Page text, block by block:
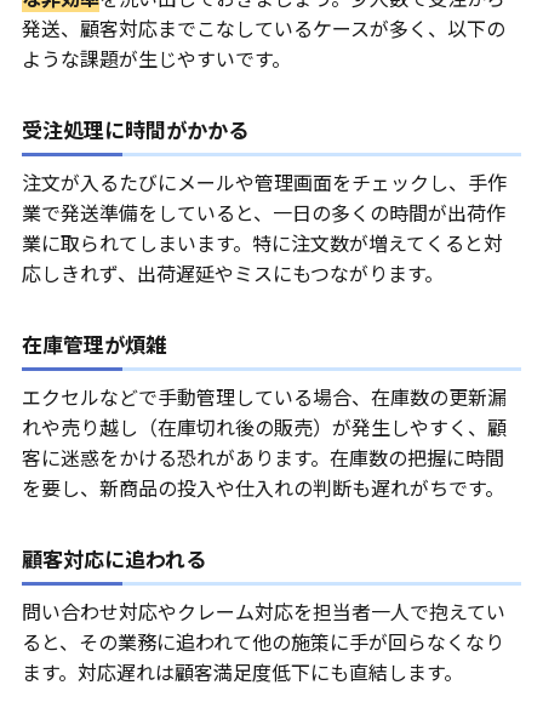
発送、顧客対応までこなしているケースが多く、以下の
ような課題が生じやすいです。
受注処理に時間がかかる
注文が入るたびにメールや管理画面をチェックし、手作
業で発送準備をしていると、一日の多くの時間が出荷作
業に取られてしまいます。特に注文数が増えてくると対
応しきれず、出荷遅延やミスにもつながります。
在庫管理が煩雑
エクセルなどで手動管理している場合、在庫数の更新漏
れや売り越し（在庫切れ後の販売）が発生しやすく、顧
客に迷惑をかける恐れがあります。在庫数の把握に時間
を要し、新商品の投入や仕入れの判断も遅れがちです。
顧客対応に追われる
問い合わせ対応やクレーム対応を担当者一人で抱えてい
ると、その業務に追われて他の施策に手が回らなくなり
ます。対応遅れは顧客満足度低下にも直結します。